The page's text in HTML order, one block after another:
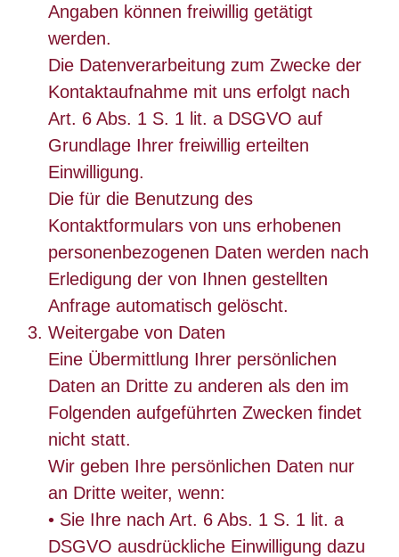
Angaben können freiwillig getätigt
werden.
Die Datenverarbeitung zum Zwecke der
Kontaktaufnahme mit uns erfolgt nach
Art. 6 Abs. 1 S. 1 lit. a DSGVO auf
Grundlage Ihrer freiwillig erteilten
Einwilligung.
Die für die Benutzung des
Kontaktformulars von uns erhobenen
personenbezogenen Daten werden nach
Erledigung der von Ihnen gestellten
Anfrage automatisch gelöscht.
Weitergabe von Daten
Eine Übermittlung Ihrer persönlichen
Daten an Dritte zu anderen als den im
Folgenden aufgeführten Zwecken findet
nicht statt.
Wir geben Ihre persönlichen Daten nur
an Dritte weiter, wenn:
• Sie Ihre nach Art. 6 Abs. 1 S. 1 lit. a
DSGVO ausdrückliche Einwilligung dazu